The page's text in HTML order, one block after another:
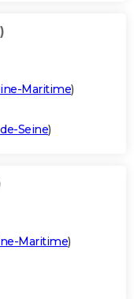
Maritime)
Seine)
Maritime)